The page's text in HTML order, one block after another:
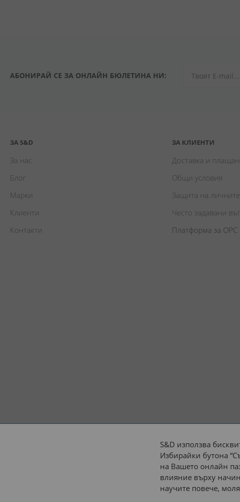
АБОНИРАЙ СЕ ЗА ОНЛАЙН БЮЛЕТИНА НИ:
ЗА S&D
За нас
Блог
Марки
Клиенти
Контакти
ЗА КЛИЕНТИ
Доставка и
Общи условия
Защита на
Често задавани
Платформа за ОРС
S&D използва
Избирайки бутона
на Вашето онлайн
влияние върху
научите повече,